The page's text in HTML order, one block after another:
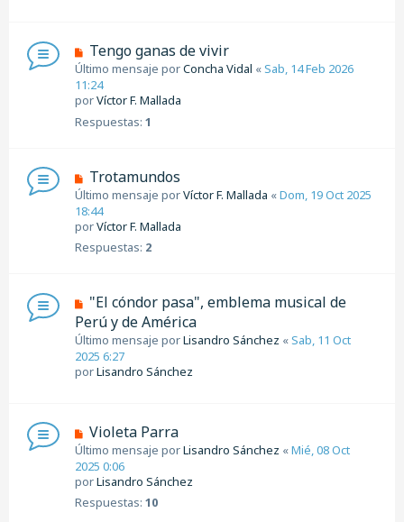
Tengo ganas de vivir
Último mensaje porConcha Vidal «Sab, 14 Feb 2026
11:24
porVíctor F. Mallada
Respuestas: 1
Trotamundos
Último mensaje porVíctor F. Mallada «Dom, 19 Oct 2025
18:44
porVíctor F. Mallada
Respuestas: 2
"El cóndor pasa", emblema musical de
Perú y de América
Último mensaje porLisandro Sánchez «Sab, 11 Oct
2025 6:27
porLisandro Sánchez
Violeta Parra
Último mensaje porLisandro Sánchez «Mié, 08 Oct
2025 0:06
porLisandro Sánchez
Respuestas: 10